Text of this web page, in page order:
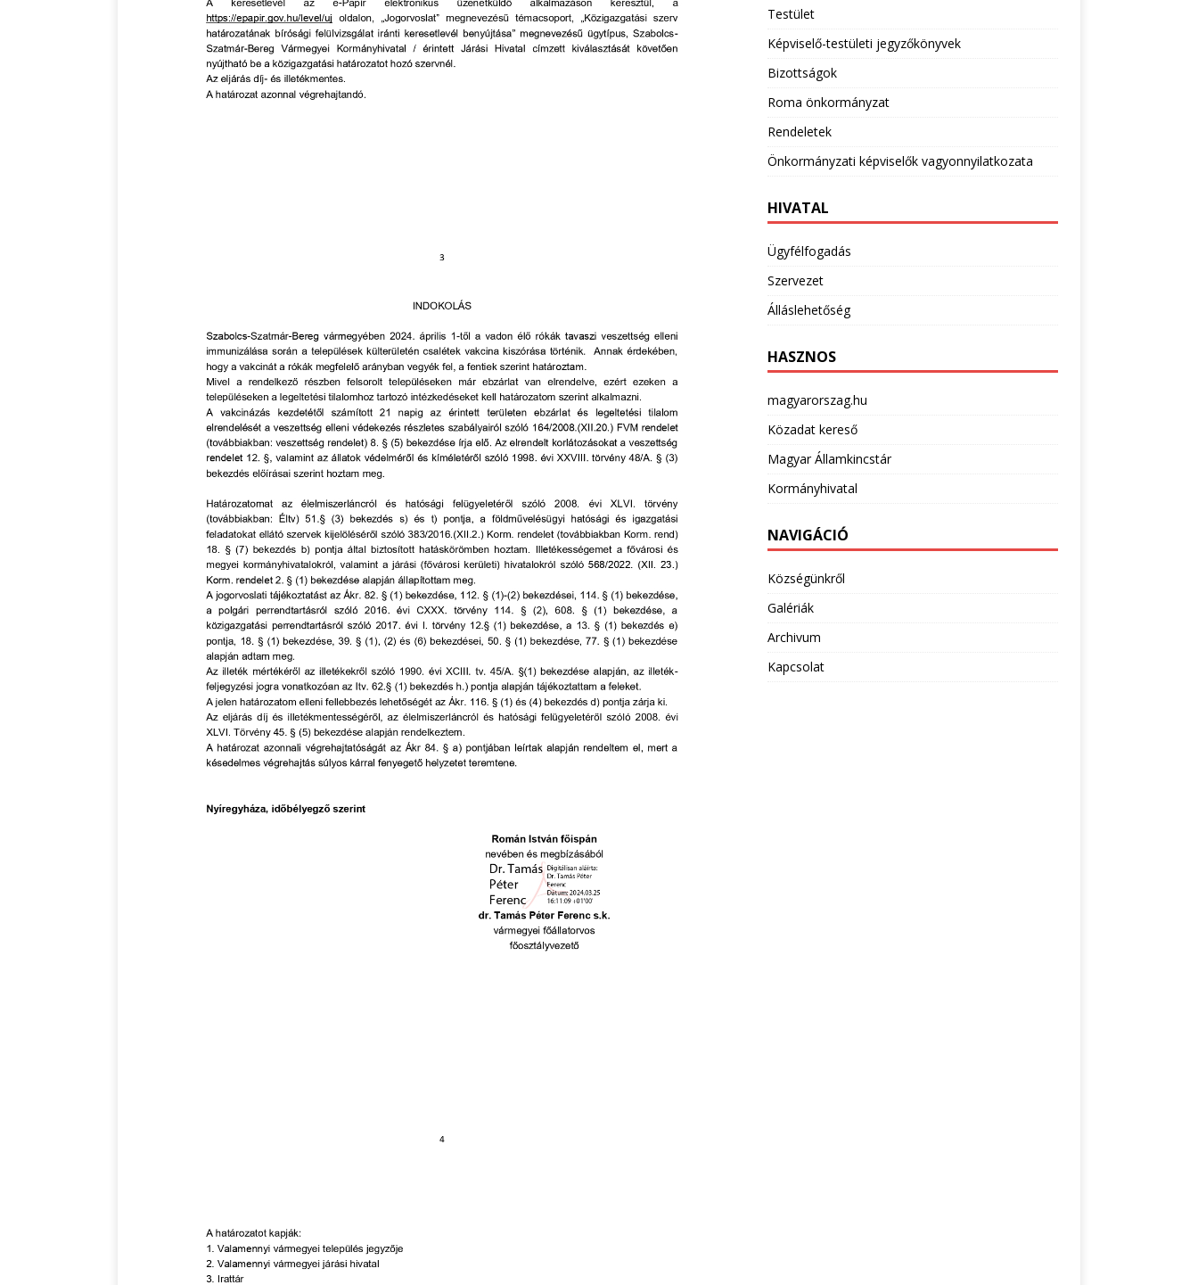
Testület
Képviselő-testületi jegyzőkönyvek
Bizottságok
Roma önkormányzat
Rendeletek
Önkormányzati képviselők vagyonnyilatkozata
HIVATAL
Ügyfélfogadás
Szervezet
Álláslehetőség
HASZNOS
magyarorszag.hu
Közadat kereső
Magyar Államkincstár
Kormányhivatal
NAVIGÁCIÓ
Községünkről
Galériák
Archivum
Kapcsolat